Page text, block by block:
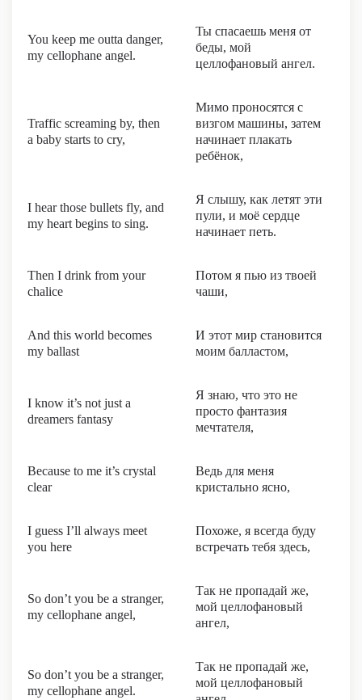
You keep me outta danger,
my cellophane angel.
Ты спасаешь меня от
беды, мой
целлофановый ангел.
Traffic screaming by, then
a baby starts to cry,
Мимо проносятся с
визгом машины, затем
начинает плакать
ребёнок,
I hear those bullets fly, and
my heart begins to sing.
Я слышу, как летят эти
пули, и моё сердце
начинает петь.
Then I drink from your
chalice
Потом я пью из твоей
чаши,
And this world becomes
my ballast
И этот мир становится
моим балластом,
I know it’s not just a
dreamers fantasy
Я знаю, что это не
просто фантазия
мечтателя,
Because to me it’s crystal
clear
Ведь для меня
кристально ясно,
I guess I’ll always meet
you here
Похоже, я всегда буду
встречать тебя здесь,
So don’t you be a stranger,
my cellophane angel,
Так не пропадай же,
мой целлофановый
ангел,
So don’t you be a stranger,
my cellophane angel.
Так не пропадай же,
мой целлофановый